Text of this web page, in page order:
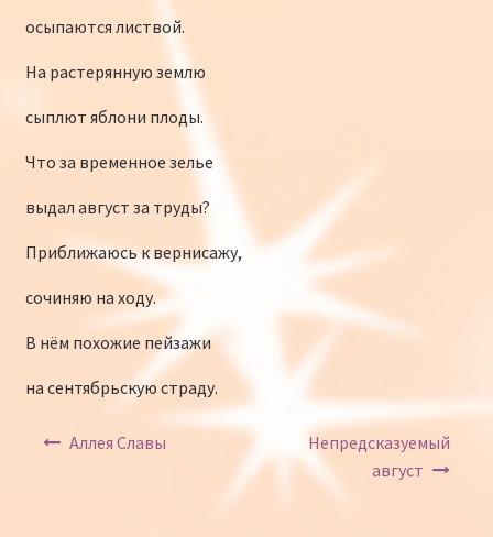
осыпаются листвой.
На растерянную землю
сыплют яблони плоды.
Что за временное зелье
выдал август за труды?
Приближаюсь к вернисажу,
сочиняю на ходу.
В нём похожие пейзажи
на сентябрьскую страду.
Навигация по записям
Аллея Славы
Непредсказуемый
август